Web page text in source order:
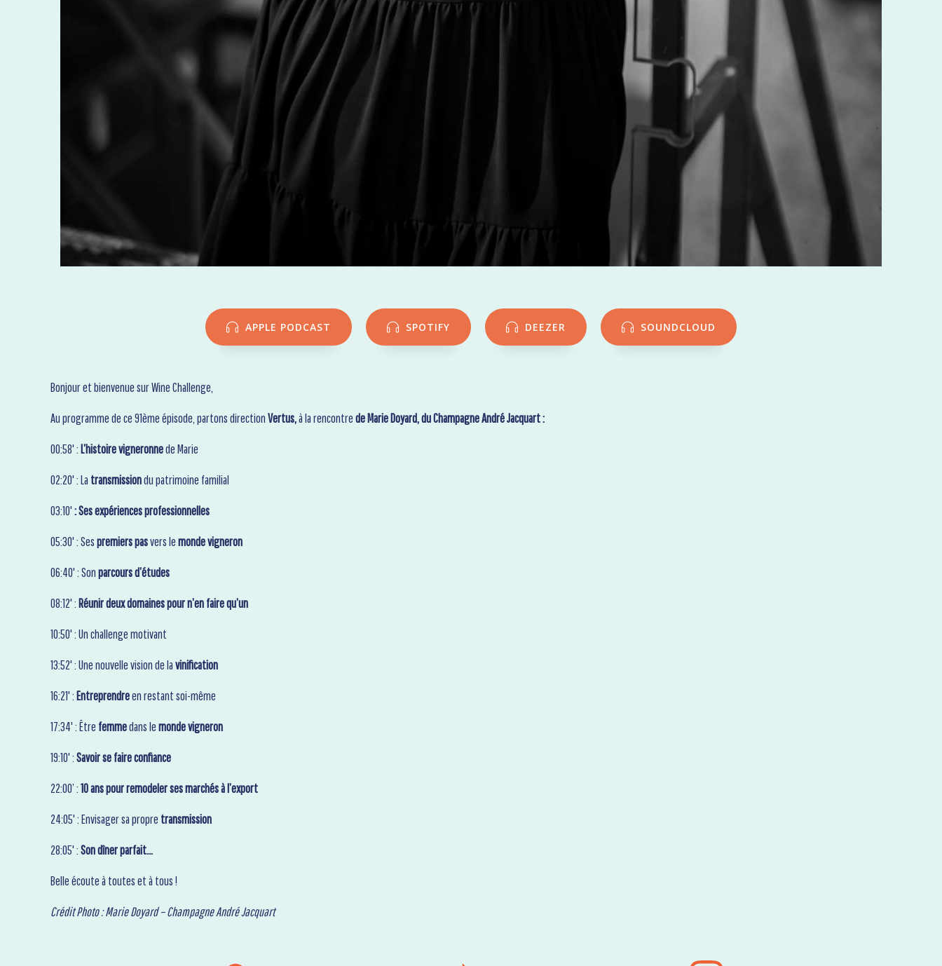
APPLE PODCAST SPOTIFY DEEZER SOUNDCLOUD
Bonjour et bienvenue sur Wine Challenge,
Au programme de ce 91ème épisode, partons directionVertus,à la rencontrede Marie Doyard, du Champagne André Jacquart :
00:58' : L’histoire vigneronnede Marie
02:20' : La transmissiondu patrimoine familial
03:10': Ses expériences professionnelles
05:30' : Sespremiers pasvers lemonde vigneron
06:40' : Sonparcours d’études
08:12' : Réunir deux domaines pour n’en faire qu’un
10:50' : Un challenge motivant
13:52' : Une nouvelle vision de lavinification
16:21' : Entreprendreen restant soi-même
17:34' : Être femmedans lemonde vigneron
19:10' :Savoir se faire confiance
22:00’ :10 ans pour remodeler ses marchés à l’export
24:05' : Envisagersa propre transmission
28:05' :Son dîner parfait…
Belle écoute à toutes et à tous !
Crédit Photo : Marie Doyard – Champagne André Jacquart